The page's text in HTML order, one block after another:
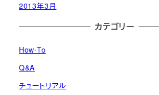
2013年3月
カテゴリー
How-To
Q&A
チュートリアル